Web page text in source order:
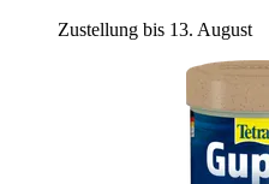
Zustellung bis 13. August